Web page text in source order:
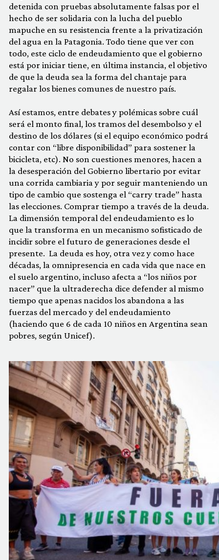
detenida con pruebas absolutamente falsas por el
hecho de ser solidaria con la lucha del pueblo
mapuche en su resistencia frente a la privatización
del agua en la Patagonia. Todo tiene que ver con
todo, este ciclo de endeudamiento que el gobierno
está por iniciar tiene, en última instancia, el objetivo
de que la deuda sea la forma del chantaje para
regalar los bienes comunes de nuestro país.
Así estamos, entre debates y polémicas sobre cuál
será el monto final, los tramos del desembolso y el
destino de los dólares (si el equipo económico podrá
contar con “libre disponibilidad” para sostener la
bicicleta, etc). No son cuestiones menores, hacen a
la desesperación del Gobierno libertario por evitar
una corrida cambiaria y por seguir manteniendo un
tipo de cambio que sostenga el “carry trade” hasta
las elecciones. Comprar tiempo a través de la deuda.
La dimensión temporal del endeudamiento es lo
que la transforma en un mecanismo sofisticado de
incidir sobre el futuro de generaciones desde el
presente. La deuda es hoy, otra vez y como hace
décadas, la omnipresencia en cada vida que nace en
el suelo argentino, incluso afecta a “los niños por
nacer” que la ultraderecha dice defender al mismo
tiempo que apenas nacidos los abandona a las
fuerzas del mercado y del endeudamiento
(haciendo que 6 de cada 10 niños en Argentina sean
pobres, según Unicef).